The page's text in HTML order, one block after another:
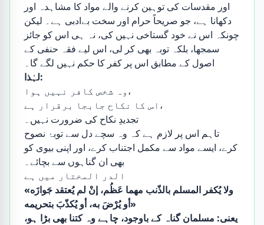
اور مقدسات کی توہین کرنے والے مواد کا مشاہدہ اور
دکھانا ہے، جو صریحاً حرام اور سخت بے‌ادبی ہے۔ لیکن
چونکہ اس نے خود گستاخی نہیں کی، نہ ہی اس کو جائز
سمجھا، بلکہ توبہ بھی کر لی، اس لیے فقہ حنفی کے
اصول کے مطابق اس پر کفر کا حکم نہیں لگے گا۔
لہٰذا:
وہ شخص کافر نہیں ہوا،
اس کا نکاح جابجا برقرار ہے،
تجدیدِ نکاح کی ضرورت نہیں۔
تاہم اس پر لازم ہے کہ وہ سچے دل سے توبۂ نصوح
کرے، ایسے مواد سے مکمل اجتناب کرے، اور اپنی بیوی کو
بھی ان گناہوں سے بچائے۔
الدر المختار میں ہے
«ولا يُكفر المسلم بالذّنب مهما عَظُم، إنْ لم يُعتقد جَوازَه
أو يُرْضَ به، أو يُكذّبَ بتحريمه»
یعنی: مسلمان گناہ کے باوجود، چاہے وہ کتنا بھی بڑا ہو،